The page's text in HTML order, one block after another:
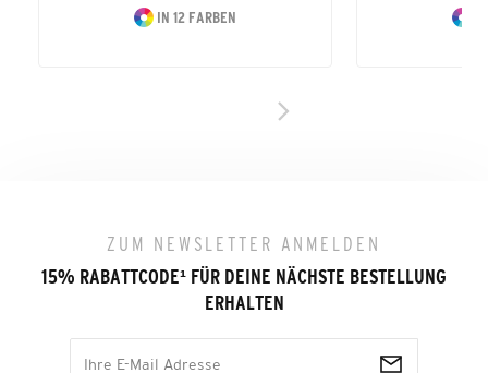
IN 12 FARBEN
ZUM NEWSLETTER ANMELDEN
15% RABATTCODE¹ FÜR DEINE NÄCHSTE BESTELLUNG
ERHALTEN